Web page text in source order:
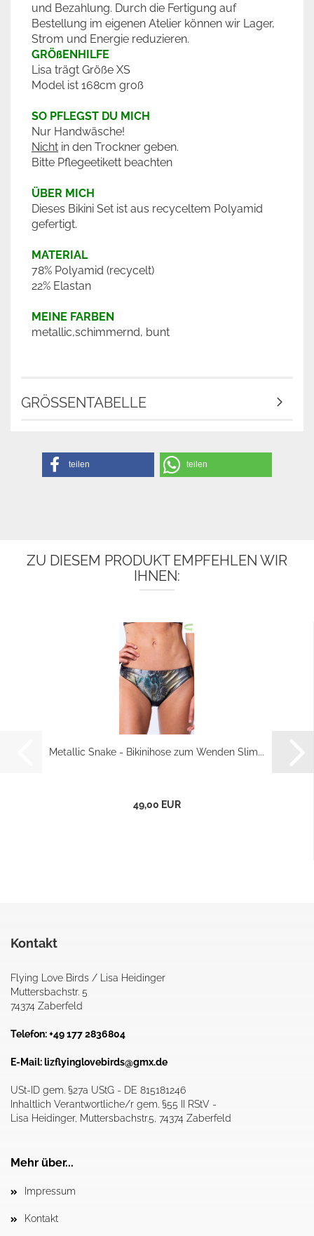
und Bezahlung. Durch die Fertigung auf
Bestellung im eigenen Atelier können wir Lager,
Strom und Energie reduzieren.
GRÖßENHILFE
Lisa trägt Größe XS
Model ist 168cm groß
SO PFLEGST DU MICH
Nur Handwäsche!
Nicht in den Trockner geben.
Bitte Pflegeetikett beachten
ÜBER MICH
Dieses Bikini Set ist aus recyceltem Polyamid
gefertigt.
MATERIAL
78% Polyamid (recycelt)
22% Elastan
MEINE FARBEN
metallic,schimmernd, bunt
GRÖSSENTABELLE
teilen teilen
ZU DIESEM PRODUKT EMPFEHLEN WIR
IHNEN:
Metallic Snake - Bikinihose zum Wenden Slim...
49,00 EUR
Kontakt
Flying Love Birds / Lisa Heidinger
Muttersbachstr. 5
74374 Zaberfeld
Telefon: +49 177 2836804
E-Mail: lizflyinglovebirds@gmx.de
USt-ID gem. §27a UStG - DE 815181246
Inhaltlich Verantwortliche/r gem. §55 II RStV -
Lisa Heidinger, Muttersbachstr.5, 74374 Zaberfeld
Mehr über...
Impressum
Kontakt